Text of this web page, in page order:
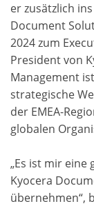
er zusätzlich
Document
2024 zum
President von
Management
strategische
der EMEA-
globalen
„Es ist mir eine
Kyocera
übernehmen“,